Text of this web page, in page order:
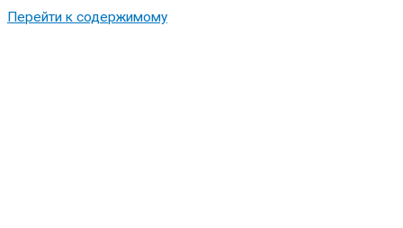
Перейти к содержимому